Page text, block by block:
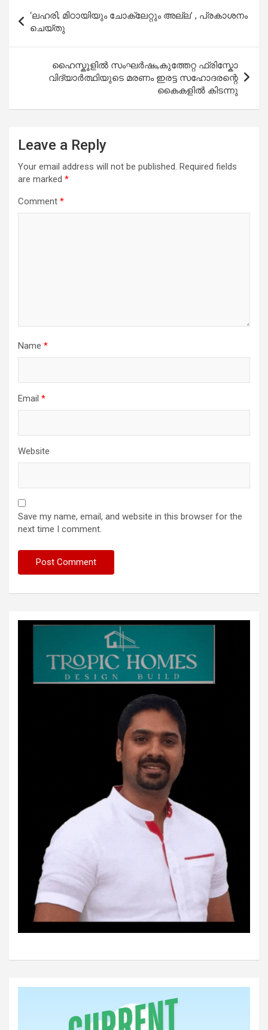
navigation
‘ലഹരി; മിഠായിയും ചോക്ലേറ്റും അല്ല’ , പ്രകാശനം
ചെയ്തു
ഹൈസ്കൂളിൽ സംഘർഷം,കുത്തേറ്റ ഫ്രിസ്കോ
വിദ്യാർത്ഥിയുടെ മരണം ഇരട്ട സഹോദരന്റെ
കൈകളിൽ കിടന്നു
Leave a Reply
Your email address will not be published. Required fields
are marked *
Comment *
Name *
Email *
Website
Save my name, email, and website in this browser for the
next time I comment.